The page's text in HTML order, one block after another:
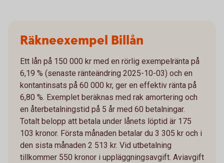
Räkneexempel Billån
Ett lån på 150 000 kr med en rörlig exempelränta på
6,19 % (senaste ränteändring 2025-10-03) och en
kontantinsats på 60 000 kr, ger en effektiv ränta på
6,80 %. Exemplet beräknas med rak amortering och
en återbetalningstid på 5 år med 60 betalningar.
Totalt belopp att betala under lånets löptid är 175
103 kronor. Första månaden betalar du 3 305 kr och i
den sista månaden 2 513 kr. Vid utbetalning
tillkommer 550 kronor i uppläggningsavgift. Aviavgift